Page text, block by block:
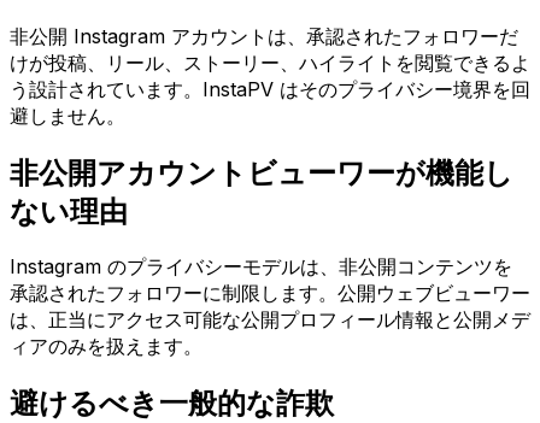
非公開 Instagram アカウントは、承認されたフォロワーだ
けが投稿、リール、ストーリー、ハイライトを閲覧できるよ
う設計されています。InstaPV はそのプライバシー境界を回
避しません。
非公開アカウントビューワーが機能し
ない理由
Instagram のプライバシーモデルは、非公開コンテンツを
承認されたフォロワーに制限します。公開ウェブビューワー
は、正当にアクセス可能な公開プロフィール情報と公開メデ
ィアのみを扱えます。
避けるべき一般的な詐欺